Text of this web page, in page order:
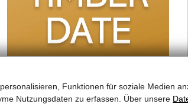
Funktionen für soziale Medien
Nutzungsdaten zu erfassen. Über unsere